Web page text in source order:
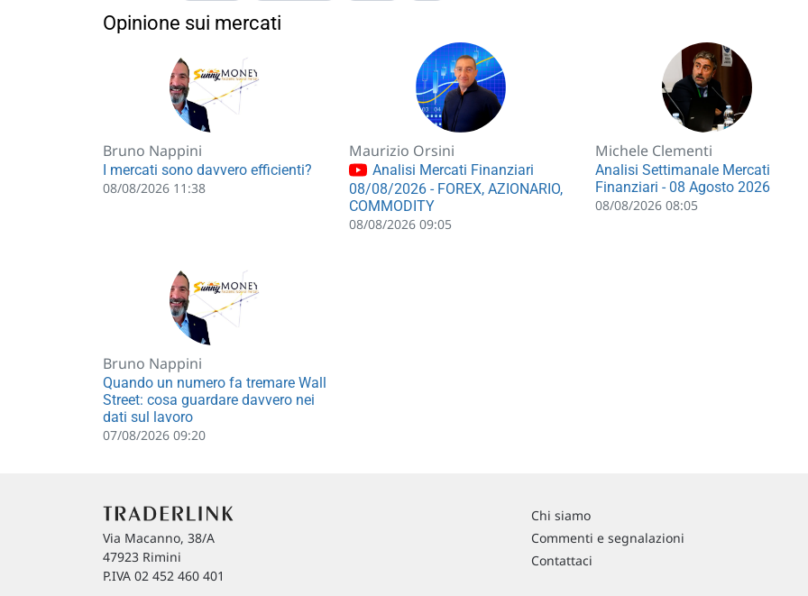
Opinione sui mercati
Bruno Nappini
I mercati sono davvero efficienti?
08/08/2026 11:38
Maurizio Orsini
Analisi Mercati Finanziari
08/08/2026 - FOREX, AZIONARIO,
COMMODITY
08/08/2026 09:05
Michele Clementi
Analisi Settimanale Mercati
Finanziari - 08 Agosto 2026
08/08/2026 08:05
Bruno Nappini
Quando un numero fa tremare Wall
Street: cosa guardare davvero nei
dati sul lavoro
07/08/2026 09:20
Via Macanno, 38/A
47923 Rimini
P.IVA 02 452 460 401
Chi siamo
Commenti e segnalazioni
Contattaci